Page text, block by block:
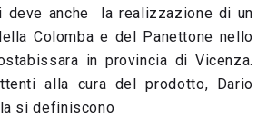
deve anche la realizzazione di un
Colomba e del Panettone nello
in provincia di Vicenza.
alla cura del prodotto, Dario
si definiscono